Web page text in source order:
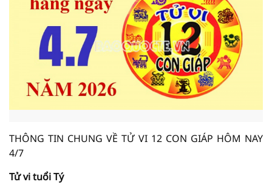
THÔNG TIN CHUNG VỀ TỬ VI 12 CON GIÁP HÔM NAY
4/7
Tử vi tuổi Tý